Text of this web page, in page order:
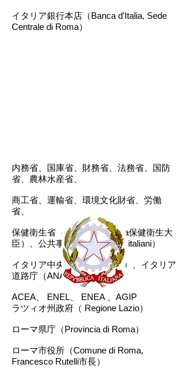
イタリア銀行本店（Banca d'Italia, Sede
Centrale di Roma）
内務省、国庫省、財務省、法務省、国防
省、農林水産省、
商工省、運輸省、環境文化財省、労働
省、
保健衛生省（Girolamo Sirchia保健衛生大
臣）、公共事業省 （Ministeri italiani）
イタリア中央統計局（ISTAT）、イタリア
道路庁（ANAS）
ACEA、 ENEL、 ENEA 、AGIP
ラツィオ州政府（ Regione Lazio）
ローマ県庁（Provincia di Roma）
ローマ市役所（Comune di Roma,
Francesco Rutelli市長）